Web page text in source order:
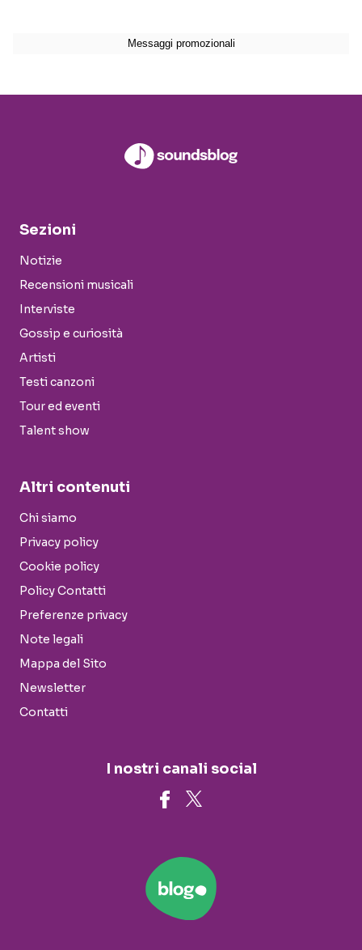
Sezioni
Notizie
Recensioni musicali
Interviste
Gossip e curiosità
Artisti
Testi canzoni
Tour ed eventi
Talent show
Altri contenuti
Chi siamo
Privacy policy
Cookie policy
Policy Contatti
Preferenze privacy
Note legali
Mappa del Sito
Newsletter
Contatti
I nostri canali social